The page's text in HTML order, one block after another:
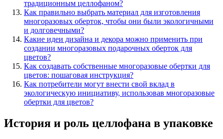
традиционным целлофаном?
Как правильно выбрать материал для изготовления
многоразовых оберток, чтобы они были экологичными
и долговечными?
Какие идеи дизайна и декора можно применить при
создании многоразовых подарочных оберток для
цветов?
Как создавать собственные многоразовые обертки для
цветов: пошаговая инструкция?
Как потребители могут внести свой вклад в
экологическую инициативу, использовав многоразовые
обертки для цветов?
История и роль целлофана в упаковке